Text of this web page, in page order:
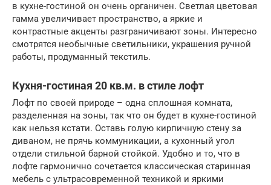
в кухне-гостиной он очень органичен. Светлая цветовая
гамма увеличивает пространство, а яркие и
контрастные акценты разграничивают зоны. Интересно
смотрятся необычные светильники, украшения ручной
работы, продуманный текстиль.
Кухня-гостиная 20 кв.м. в стиле лофт
Лофт по своей природе – одна сплошная комната,
разделенная на зоны, так что он будет в кухне-гостиной
как нельзя кстати. Оставь голую кирпичную стену за
диваном, не прячь коммуникации, а кухонный угол
отдели стильной барной стойкой. Удобно и то, что в
лофте гармонично сочетается классическая старинная
мебель с ультрасовременной техникой и яркими